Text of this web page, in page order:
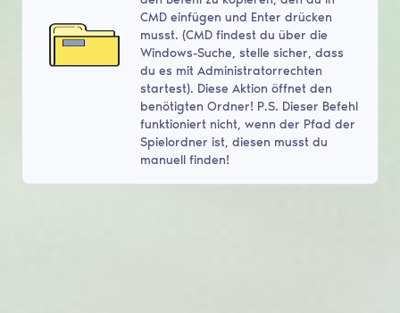
CMD einfügen und Enter drücken
musst. (CMD findest du über die
Windows-Suche, stelle sicher, dass
du es mit Administratorrechten
startest). Diese Aktion öffnet den
benötigten Ordner! P.S. Dieser Befehl
funktioniert nicht, wenn der Pfad der
Spielordner ist, diesen musst du
manuell finden!